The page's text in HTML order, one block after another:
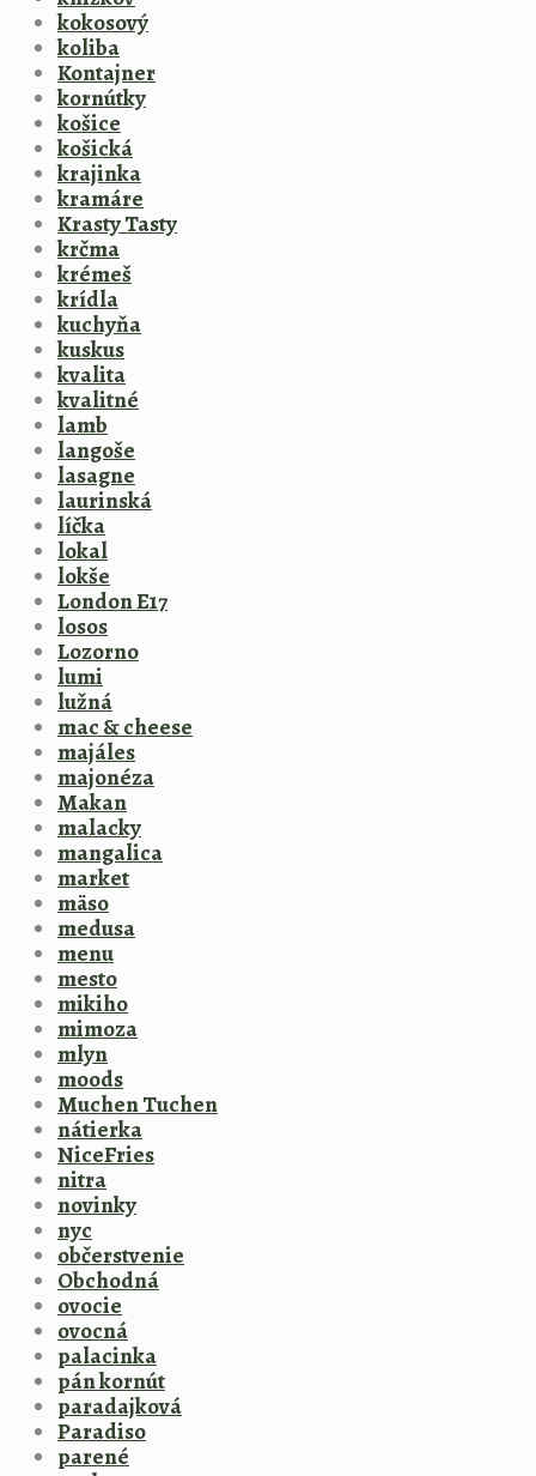
kokosový
koliba
Kontajner
kornútky
košice
košická
krajinka
kramáre
Krasty Tasty
krčma
krémeš
krídla
kuchyňa
kuskus
kvalita
kvalitné
lamb
langoše
lasagne
laurinská
líčka
lokal
lokše
London E17
losos
Lozorno
lumi
lužná
mac & cheese
majáles
majonéza
Makan
malacky
mangalica
market
mäso
medusa
menu
mesto
mikiho
mimoza
mlyn
moods
Muchen Tuchen
nátierka
NiceFries
nitra
novinky
nyc
občerstvenie
Obchodná
ovocie
ovocná
palacinka
pán kornút
paradajková
Paradiso
parené